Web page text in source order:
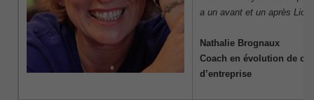
a un avant et un après
Nathalie Brognaux
Coach en évolution de
d’entreprise